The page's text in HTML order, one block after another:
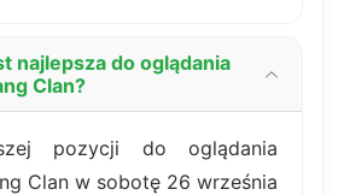
najlepsza do oglądania
Clan?
pozycji do oglądania
Clan w sobotę 26 września